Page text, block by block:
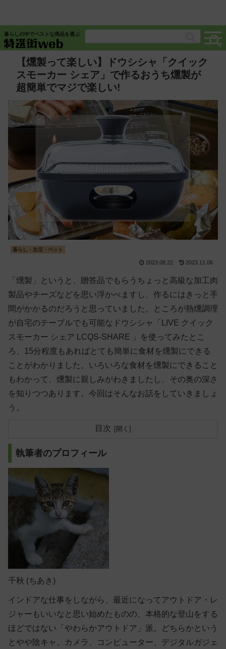
暮らしの中でベストな商品を選ぶ
【燻製って楽しい】ドウシシャ「クイック
スモーカー シェア​​」で作るおうち燻製が
超簡単でマジで楽しい!
暮らし・生活・ペット
2023.08.22 2023.11.06
「燻製」というと、贈答品でもらうちょっと高級な加工肉
製品やチーズなどを思い浮かべますし、作るにはきっと手
間がかかるのだろうと思っていました。ところが熱燻調理
が自宅のテーブルでも可能なドウシシャ「​​LIVE クイック
スモーカー シェア LCQS-SHARE ​」を使ってみたとこ
ろ、15分程度もあればとても簡単に食材を燻製にできる
ことがわかりました。いろいろな食材を燻製にできること
もわかって、燻製に親しみがわきましたし、その奥の深さ
を知りつつあります。今回はそんなお話をしていきましょ
う。
目次
執筆者のプロフィール
千秋 (ちあき)
インドアな仕事をしながら、最近になってアウトドア・レ
ジャーもいいなと思い始めたものの、本格的な登山をする
ほどではない「やわらかアウトドア」派。どちらかという
とやや陰キャ。カメラ、コンピューター、デジタルガジェ